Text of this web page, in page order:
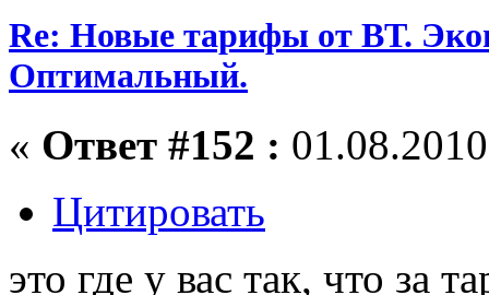
Re: Новые тарифы от ВТ.
Оптимальный.
« Ответ #152 :
Цитировать
это где у вас так, что за